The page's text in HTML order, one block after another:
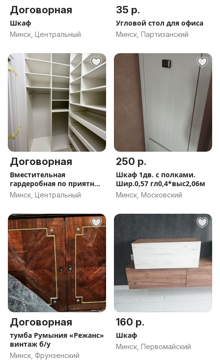
Договорная
Шкаф
Минск, Центральный
35 р.
Угловой стол для офиса
Минск, Партизанский
Договорная
Вместительная
гардеробная по приятной
цене
Минск, Центральный
250 р.
Шкаф 1дв. с полками.
Шир.0,57 гл0,4*выс2,06м
Минск, Московский
Договорная
тумба Румыния «Режанс»
винтаж б/у
Минск, Фрунзенский
160 р.
Шкаф
Минск, Первомайский